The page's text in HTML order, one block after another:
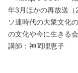
年3月ほかの再放送（
ソ連時代の大衆文化
の文化や今に生きる
講師：神岡理恵子